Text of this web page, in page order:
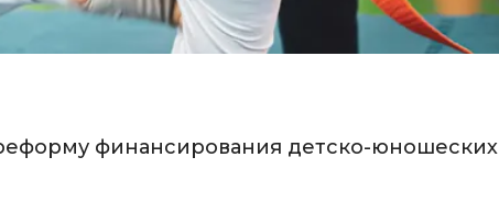
финансирования детско-юношеских